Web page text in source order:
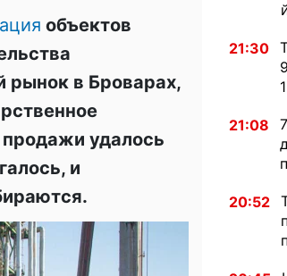
объектов
рынок в Броварах,
удалось
и
21:30
21:08
20:52